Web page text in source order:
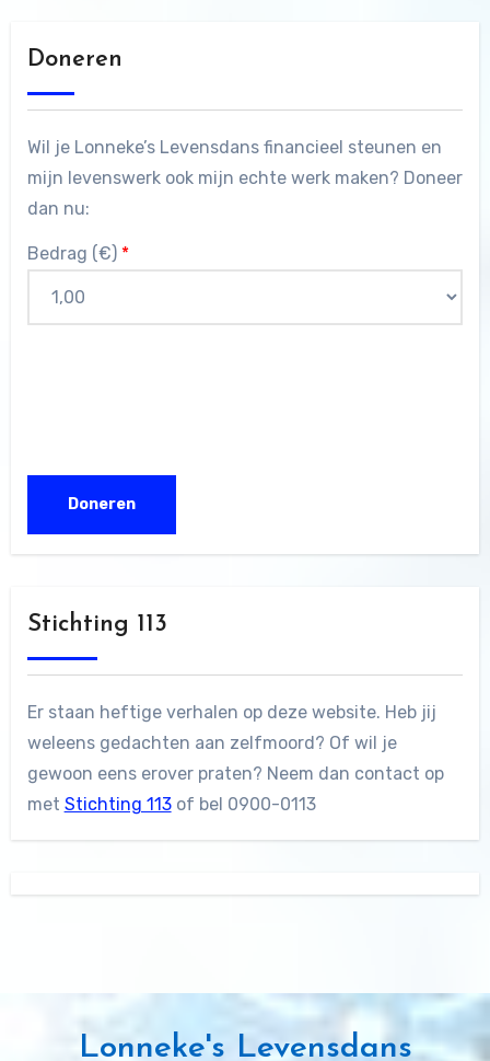
Doneren
Wil je Lonneke’s Levensdans financieel steunen en
mijn levenswerk ook mijn echte werk maken? Doneer
dan nu:
Bedrag (€) *
Stichting 113
Er staan heftige verhalen op deze website. Heb jij
weleens gedachten aan zelfmoord? Of wil je
gewoon eens erover praten? Neem dan contact op
met Stichting 113of bel 0900-0113
Lonneke's Levensdans